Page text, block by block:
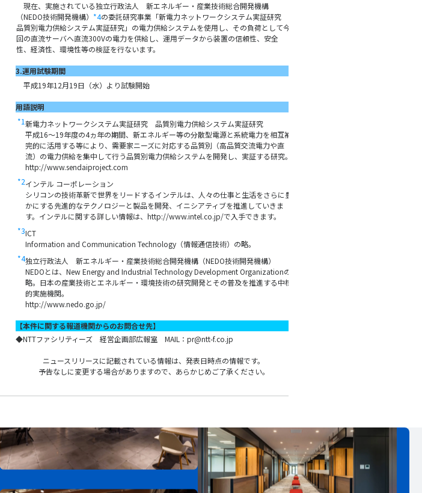
現在、実施されている独立行政法人 新エネルギー・産業技術総合開発機構
（NEDO技術開発機構） *4の委託研究事業「新電力ネットワークシステム実証研究
品質別電力供給システム実証研究」の電力供給システムを使用し、その負荷として今
回の直流サーバへ直流300Vの電力を供給し、運用データから装置の信頼性、安全
性、経済性、環境性等の検証を行ないます。
3.運用試験期間
平成19年12月19日（水）より試験開始
用語説明
*1新電力ネットワークシステム実証研究 品質別電力供給システム実証研究
平成16～19年度の4ヵ年の期間、新エネルギー等の分散型電源と系統電力を相互補
完的に活用する等により、需要家ニーズに対応する品質別（高品質交流電力や直
流）の電力供給を集中して行う品質別電力供給システムを開発し、実証する研究。
http://www.sendaiproject.com
*2インテル コーポレーション
シリコンの技術革新で世界をリードするインテルは、人々の仕事と生活をさらに豊
かにする先進的なテクノロジーと製品を開発、イニシアティブを推進していきま
す。インテルに関する詳しい情報は、 http://www.intel.co.jp/で入手できます。
*3ICT
Information and Communication Technology（情報通信技術）の略。
*4独立行政法人 新エネルギー・産業技術総合開発機構（NEDO技術開発機構）
NEDOとは、New Energy and Industrial Technology Development Organizationの
略。日本の産業技術とエネルギー・環境技術の研究開発とその普及を推進する中核
的実施機関。
http://www.nedo.go.jp/
【本件に関する報道機関からのお問合せ先】
◆NTTファシリティーズ 経営企画部広報室 MAIL：pr@ntt-f.co.jp
ニュースリリースに記載されている情報は、発表日時点の情報です。
予告なしに変更する場合がありますので、あらかじめご了承ください。